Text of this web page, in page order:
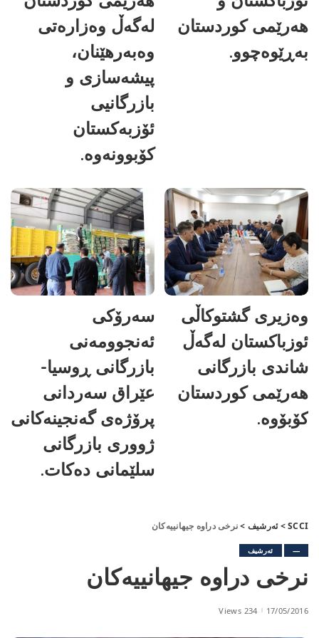
هەرێمی کوردستان
بەڕێوەچوو.
لەگەڵ وەزارەتی
وەبەرهێنان،
پیشەسازی و
بازرگانیی
ئۆزبەکستان
کۆبوونەوە.
وەزیری گشتوکاڵی
ئوزباکستان لەگەڵ
شاندی بازرگانی
هەرێمی کوردستان
کۆبۆوە.
سەرۆکی
ئەنجوومەنی
بازرگانی ڕوسیا-
عێراق سەردانی
پرۆژەی گەنجینەکانی
ژووری بازرگانی
سلێمانی دەکات.
SCCI
>ئەرشیف >نرخی دراوە جیهانییەكان
— ئەرشیف
نرخی دراوە جیهانییەكان
17/05/2016
234 Views